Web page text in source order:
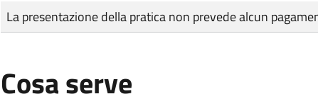
Tipo di pagamento
Importo
La presentazione della pratica non prevede alcun
Cosa serve